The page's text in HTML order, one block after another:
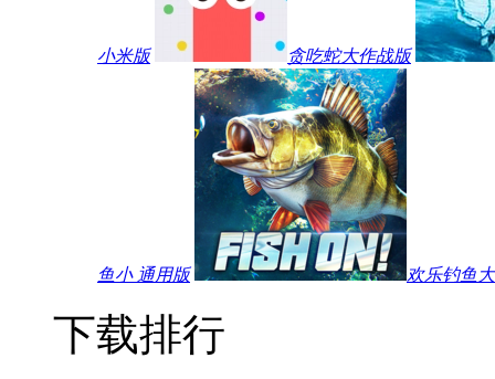
小米版 贪吃蛇大作战版
鱼小 通用版 欢乐钓鱼
下载排行